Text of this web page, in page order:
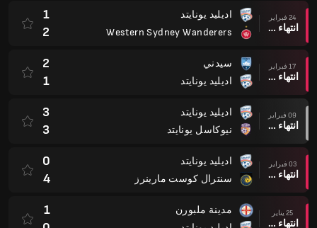
24 فبراير
انتهاء وقت المباراة
اديليد يونايتد
Western Sydney Wanderers
1
2
17 فبراير
انتهاء وقت المباراة
سيدني
اديليد يونايتد
2
1
09 فبراير
انتهاء وقت المباراة
اديليد يونايتد
نيوكاسل يونايتد
3
3
03 فبراير
انتهاء وقت المباراة
اديليد يونايتد
سنترال كوست مارينرز
0
4
25 يناير
انتهاء وقت المباراة
مدينة ملبورن
1